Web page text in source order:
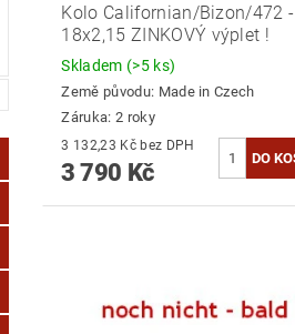
Kolo Californian/Bizon/472 -
18x2,15 ZINKOVÝ výplet !
Skladem (>5 ks)
Země původu: Made in Czech
Záruka: 2 roky
3 132,23 Kč bez DPH
3 790 Kč